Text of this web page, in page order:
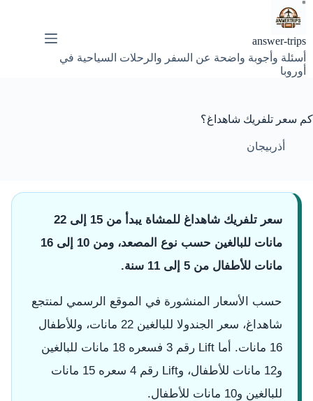
التجاوز
إلى
answer-trips
أسئلة وأجوبة واضحة عن السفر والرحلات السياحية في
أوروبا
كم سعر تلفريك شاهداغ؟
أذربيجان
سعر تلفريك شاهداغ للمشاة يبدأ من 15 إلى 22
مانات للبالغين حسب نوع المصعد، ومن 10 إلى 16
مانات للأطفال من 5 إلى 11 سنة.
حسب الأسعار المنشورة في الموقع الرسمي لمنتجع
شاهداغ، سعر الجندولا للبالغين 22 مانات، وللأطفال
16 مانات. أما Lift رقم 3 فسعره 18 مانات للبالغين
و12 مانات للأطفال، وLift رقم 4 سعره 15 مانات
للبالغين و10 مانات للأطفال.